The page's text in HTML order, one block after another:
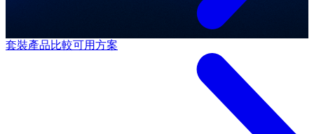
套裝產品比較可用方案